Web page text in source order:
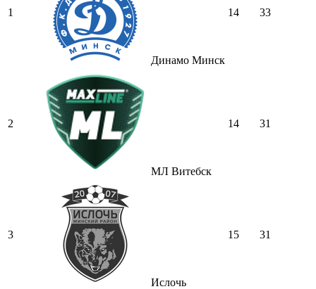
1
Динамо Минск
14 33
2
МЛ Витебск
14 31
3
Ислочь
15 31